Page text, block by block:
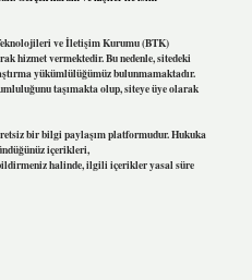
ve İletişim Kurumu (BTK)
hizmet vermektedir. Bu nedenle, sitedeki
yükümlülüğümüz bulunmamaktadır.
taşımakta olup, siteye üye olarak
bir bilgi paylaşım platformudur. Hukuka
içerikleri,
halinde, ilgili içerikler yasal süre